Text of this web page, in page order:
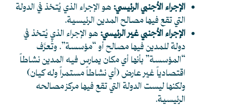
الإجراء الأجنبي الرئيسي:هو الإجراء الذي يُتخذ في الدولة
التي تقع فيها مصالح المدين الرئيسية.
الإجراء الأجنبي غير الرئيسي:هو الإجراء الذي يُتخذ في
دولة للمدين فيها مصالح أو “مؤسسة”. وتُعرَّف
“المؤسسة” بأنها أي مكان يمارس فيه المدين نشاطاً
اقتصادياً غير عارض (أي نشاطاً مستمراً وله كيان)
ولكنها ليست الدولة التي تقع فيها مركز مصالحه
الرئيسية.